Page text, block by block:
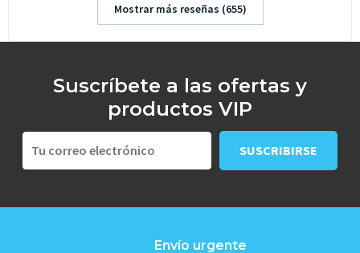
Mostrar más reseñas (655)
Suscríbete a las ofertas y
productos VIP
Envío urgente